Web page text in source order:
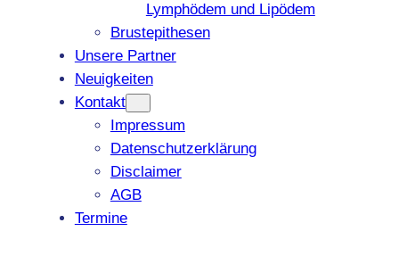
Lymphödem und Lipödem
Brustepithesen
Unsere Partner
Neuigkeiten
Kontakt
Impressum
Datenschutzerklärung
Disclaimer
AGB
Termine